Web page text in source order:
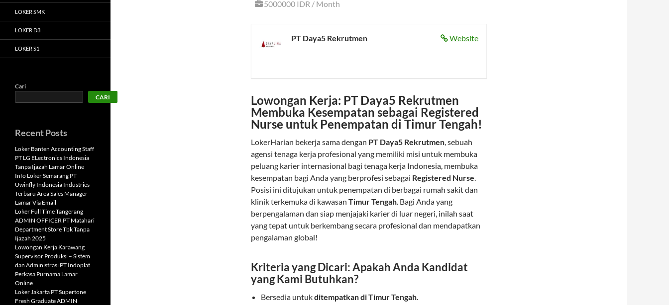
5000000 IDR / Month
Website
PT Daya5 Rekrutmen
Lowongan Kerja: PT Daya5 Rekrutmen
Membuka Kesempatan sebagai Registered
Nurse untuk Penempatan di Timur Tengah!
LokerHarian bekerja sama dengan PT Daya5 Rekrutmen, sebuah
agensi tenaga kerja profesional yang memiliki misi untuk membuka
peluang karier internasional bagi tenaga kerja Indonesia, membuka
kesempatan bagi Anda yang berprofesi sebagai Registered Nurse.
Posisi ini ditujukan untuk penempatan di berbagai rumah sakit dan
klinik terkemuka di kawasan Timur Tengah. Bagi Anda yang
berpengalaman dan siap menjajaki karier di luar negeri, inilah saat
yang tepat untuk berkembang secara profesional dan mendapatkan
pengalaman global!
Kriteria yang Dicari: Apakah Anda Kandidat
yang Kami Butuhkan?
Bersedia untukditempatkan di Timur Tengah.
LOKER SMK
LOKER D3
LOKER S1
Cari
CARI
Recent Posts
Loker Banten Accounting Staff
PT LG ELectronics Indonesia
Tanpa Ijazah Lamar Online
Info Loker Semarang PT
Uwinfly Indonesia Industries
Terbaru Area Sales Manager
Lamar Via Email
Loker Full Time Tangerang
ADMIN OFFICER PT Matahari
Department Store Tbk Tanpa
Ijazah 2025
Lowongan Kerja Karawang
Supervisor Produksi – Sistem
dan Administrasi PT Indoplat
Perkasa Purnama Lamar
Online
Loker Jakarta PT Supertone
Fresh Graduate ADMIN